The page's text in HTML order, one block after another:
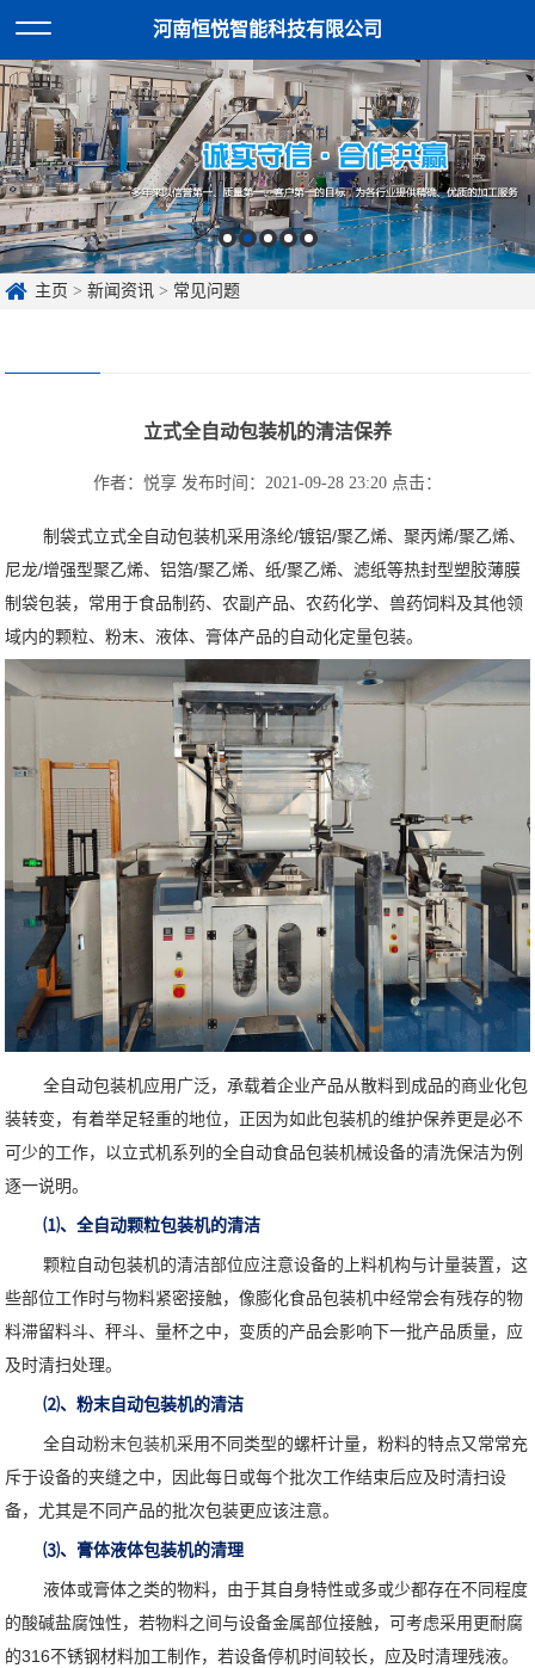
河南恒悦智能科技有限公司
主页 >新闻资讯 > 常见问题
立式全自动包装机的清洁保养
作者：悦享 发布时间：2021-09-28 23:20 点击：
制袋式立式全自动包装机采用涤纶/镀铝/聚乙烯、聚丙烯/聚乙烯、
尼龙/增强型聚乙烯、铝箔/聚乙烯、纸/聚乙烯、滤纸等热封型塑胶薄膜
制袋包装，常用于食品制药、农副产品、农药化学、兽药饲料及其他领
域内的颗粒、粉末、液体、膏体产品的自动化定量包装。
全自动包装机应用广泛，承载着企业产品从散料到成品的商业化包
装转变，有着举足轻重的地位，正因为如此包装机的维护保养更是必不
可少的工作，以立式机系列的全自动食品包装机械设备的清洗保洁为例
逐一说明。
⑴、全自动颗粒包装机的清洁
颗粒自动包装机的清洁部位应注意设备的上料机构与计量装置，这
些部位工作时与物料紧密接触，像膨化食品包装机中经常会有残存的物
料滞留料斗、秤斗、量杯之中，变质的产品会影响下一批产品质量，应
及时清扫处理。
⑵、粉末自动包装机的清洁
全自动粉末包装机采用不同类型的螺杆计量，粉料的特点又常常充
斥于设备的夹缝之中，因此每日或每个批次工作结束后应及时清扫设
备，尤其是不同产品的批次包装更应该注意。
⑶、膏体液体包装机的清理
液体或膏体之类的物料，由于其自身特性或多或少都存在不同程度
的酸碱盐腐蚀性，若物料之间与设备金属部位接触，可考虑采用更耐腐
的316不锈钢材料加工制作，若设备停机时间较长，应及时清理残液。